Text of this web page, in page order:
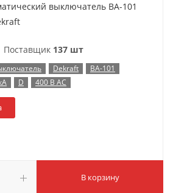
выключатель ВА-101
Поставщик 137 шт
Dekraft
ВА-101
D 400 В AC
В корзину